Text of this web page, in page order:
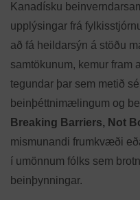
Kanadísku
upplýsingar frá
að fá heildarsýn á stöðu
samtökunum, kemur fram
tegundar þar sem metið
beinþéttnimælingum og
Breaking Barriers, Not
mismunandi frumkvæði
í umönnum fólks sem
beinþynningar.